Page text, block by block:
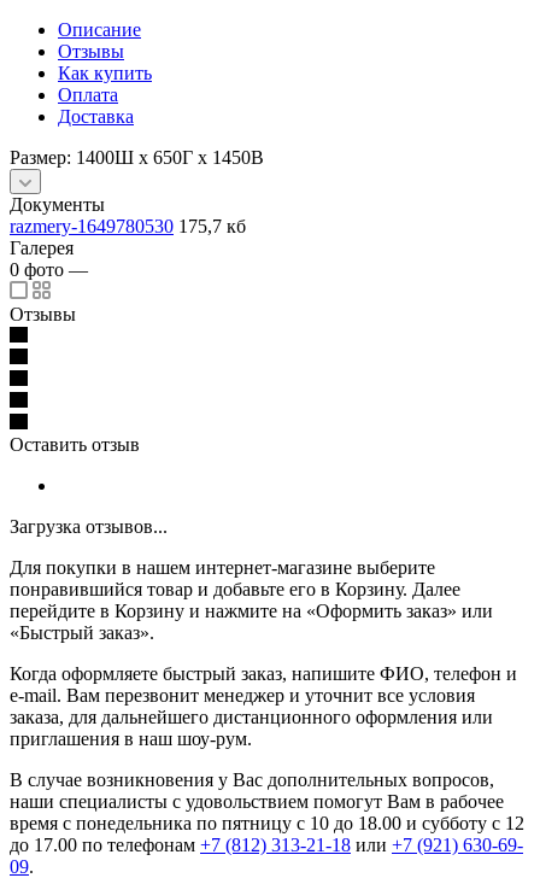
Описание
Отзывы
Как купить
Оплата
Доставка
Размер: 1400Ш х 650Г х 1450В
Документы
razmery-1649780530 175,7 кб
Галерея
0 фото —
Отзывы
Оставить отзыв
Загрузка отзывов...
Для покупки в нашем интернет-магазине выберите
понравившийся товар и добавьте его в Корзину. Далее
перейдите в Корзину и нажмите на «Оформить заказ» или
«Быстрый заказ».
Когда оформляете быстрый заказ, напишите ФИО, телефон и
e-mail. Вам перезвонит менеджер и уточнит все условия
заказа, для дальнейшего дистанционного оформления или
приглашения в наш шоу-рум.
В случае возникновения у Вас дополнительных вопросов,
наши специалисты с удовольствием помогут Вам в рабочее
время с понедельника по пятницу с 10 до 18.00 и субботу с 12
до 17.00 по телефонам +7 (812) 313-21-18 или +7 (921) 630-69-
09.